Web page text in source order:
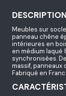
Meubles sur
panneau chêne
intérieures en
en médium laqué
synchronisées.
massif, panneaux
Fabriqué en